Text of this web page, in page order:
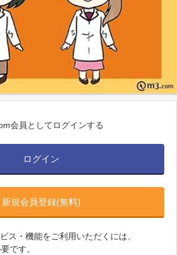
会員としてログインする
ログイン
新規会員登録(無料)
ス・機能をご利用いただくには、
です。